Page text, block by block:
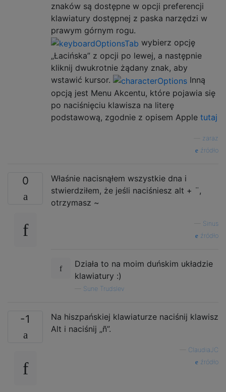
znaków są dostępne w opcji preferencji
klawiatury dostępnej z paska narzędzi w
prawym górnym rogu.
wybierz opcję
„Łacińska” z opcji po lewej, a następnie
kliknij dwukrotnie żądany znak, aby
wstawić kursor.
Inną
opcją jest Menu Akcentu, które pojawia się
po naciśnięciu klawisza na literę
podstawową, zgodnie z opisem Apple tutaj
zaraz
źródło
0
Właśnie nacisnąłem wszystkie dna i
stwierdziłem, że jeśli naciśniesz alt + ¨,
otrzymasz ~
Sinus
źródło
Działa to na moim duńskim układzie
klawiatury :)
Sune Trudslev
-1
Na hiszpańskiej klawiaturze naciśnij klawisz
Alt i naciśnij „ñ”.
ClaudiaJC
źródło